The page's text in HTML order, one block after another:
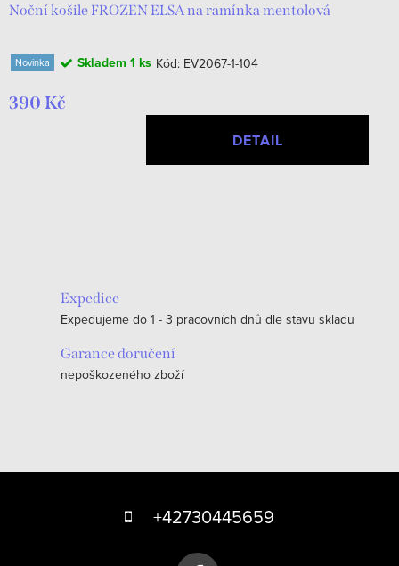
Noční košile FROZEN ELSA na ramínka mentolová
Novinka Skladem 1 ks Kód: EV2067-1-104
390 Kč
DETAIL
k
Expedice
Expedujeme do 1 - 3 pracovních dnů dle stavu skladu
Garance doručení
nepoškozeného zboží
+42730445659